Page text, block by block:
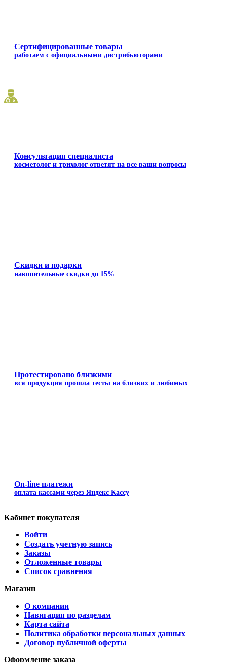
Сертифицированные товары
работаем с официальными дистрибьюторами
Консультация специалиста
косметолог и трихолог ответят на все ваши вопросы
Скидки и подарки
накопительные скидки до 15%
Протестировано близкими
вся продукция прошла тесты на близких и любимых
On-line платежи
оплата кассами через Яндекс Кассу
Кабинет покупателя
Войти
Создать учетную запись
Заказы
Отложенные товары
Список сравнения
Магазин
О компании
Навигация по разделам
Карта сайта
Политика обработки персональных данных
Договор публичной оферты
Оформление заказа